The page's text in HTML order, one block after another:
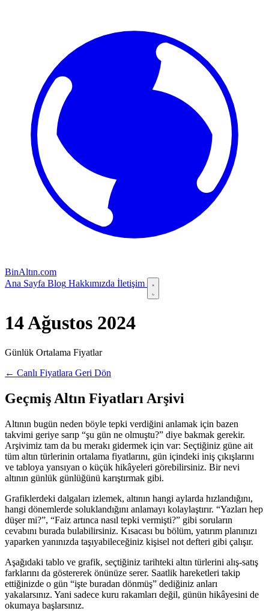
BinAltın.com
Ana Sayfa Blog Hakkımızda İletişim
14 Ağustos 2024
Günlük Ortalama Fiyatlar
← Canlı Fiyatlara Geri Dön
Geçmiş Altın Fiyatları Arşivi
Altının bugün neden böyle tepki verdiğini anlamak için bazen
takvimi geriye sarıp “şu gün ne olmuştu?” diye bakmak gerekir.
Arşivimiz tam da bu merakı gidermek için var: Seçtiğiniz güne ait
tüm altın türlerinin ortalama fiyatlarını, gün içindeki iniş çıkışlarını
ve tabloya yansıyan o küçük hikâyeleri görebilirsiniz. Bir nevi
altının günlük günlüğünü karıştırmak gibi.
Grafiklerdeki dalgaları izlemek, altının hangi aylarda hızlandığını,
hangi dönemlerde soluklandığını anlamayı kolaylaştırır. “Yazları hep
düşer mi?”, “Faiz artınca nasıl tepki vermişti?” gibi soruların
cevabını burada bulabilirsiniz. Kısacası bu bölüm, yatırım planınızı
yaparken yanınızda taşıyabileceğiniz kişisel not defteri gibi çalışır.
Aşağıdaki tablo ve grafik, seçtiğiniz tarihteki altın türlerini alış-satış
farklarını da göstererek önünüze serer. Saatlik hareketleri takip
ettiğinizde o gün “işte buradan dönmüş” dediğiniz anları
yakalarsınız. Yani sadece kuru rakamları değil, günün hikâyesini de
okumaya başlarsınız.